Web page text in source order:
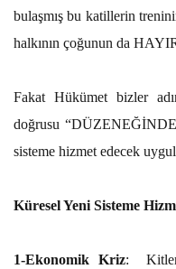
bulaşmış bu katillerin
halkının çoğunun da
Fakat Hükümet bizler
doğrusu
sisteme hizmet edecek
Küresel Yeni Sisteme
1-Ekonomik Kriz: Kitleri